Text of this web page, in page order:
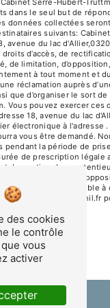
Serre-Hubert-
dans le seul but de
données collectées
suivants:
avenue du lac
d’accès, de
de limitation,
à tout moment et
réclamation auprès
que d’organiser le sort
Vous pouvez exercer ces
18, avenue du lac
électronique à l'adresse
vous être demandé.
pendant la période de
de prescription légale
de gestion des
inscrire sur la liste
téléphonique, disponible à
. Consultez le site cnil.fr
des cookies
le contrôle
vous
activer